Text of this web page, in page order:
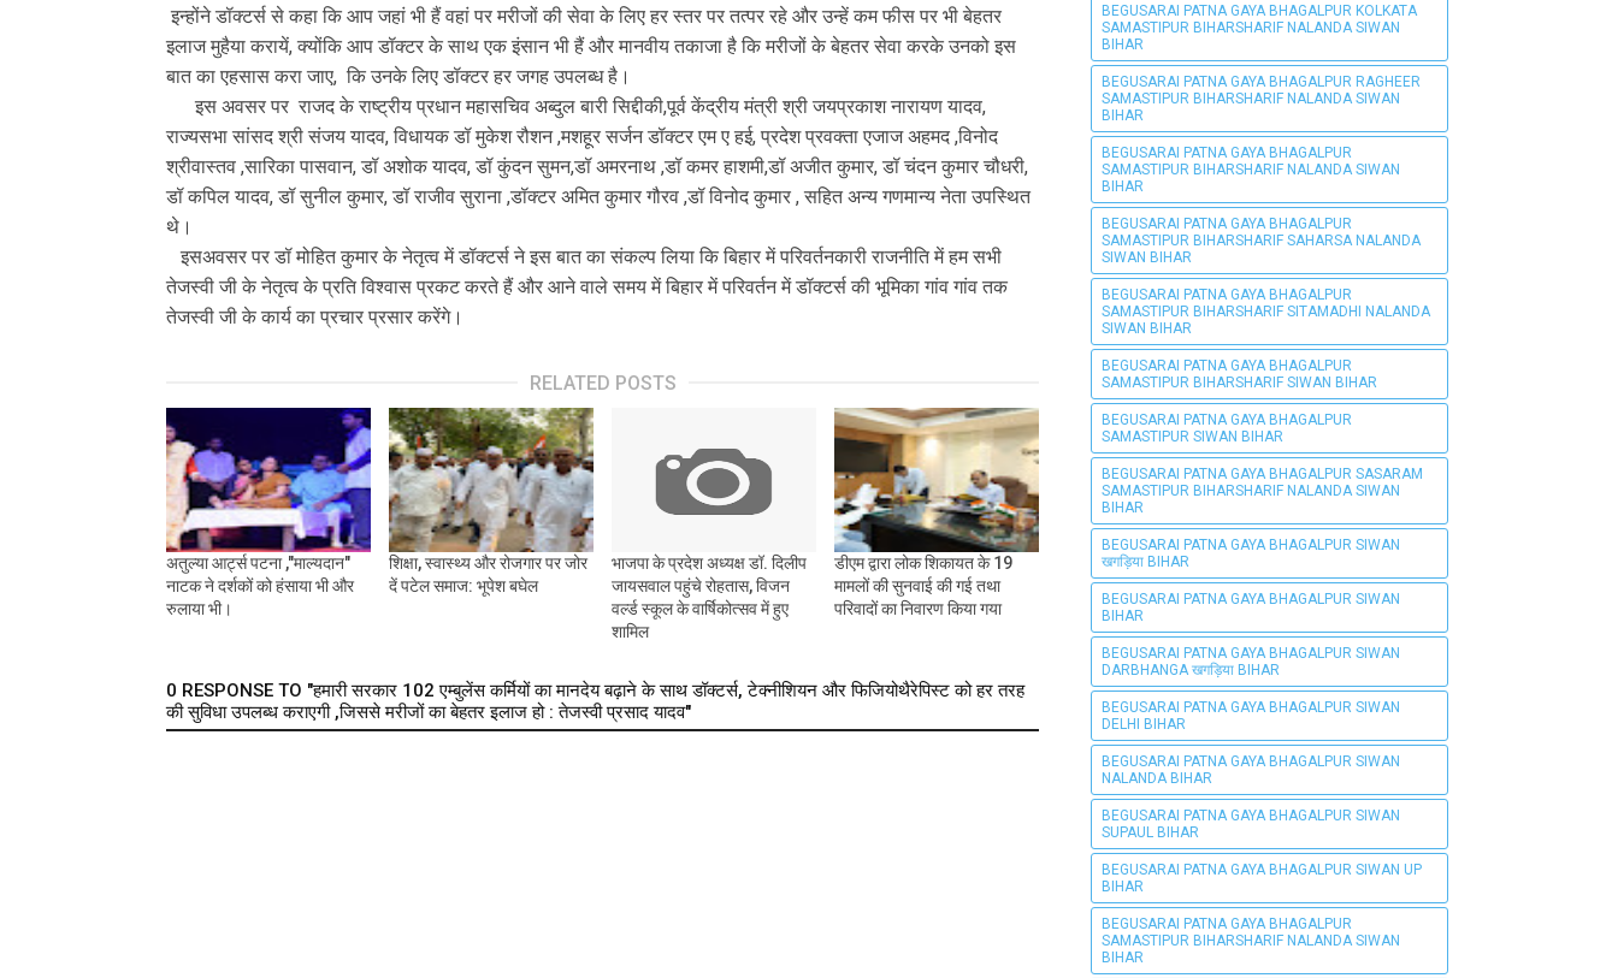
इन्होंने डॉक्टर्स से कहा कि आप जहां भी हैं वहां पर मरीजों की सेवा के लिए हर स्तर पर तत्पर रहे और उन्हें कम फीस पर भी बेहतर
इलाज मुहैया करायें, क्योंकि आप डॉक्टर के साथ एक इंसान भी हैं और मानवीय तकाजा है कि मरीजों के बेहतर सेवा करके उनको इस
बात का एहसास करा जाए, कि उनके लिए डॉक्टर हर जगह उपलब्ध है।
इस अवसर पर राजद के राष्ट्रीय प्रधान महासचिव अब्दुल बारी सिद्दीकी,पूर्व केंद्रीय मंत्री श्री जयप्रकाश नारायण यादव,
राज्यसभा सांसद श्री संजय यादव, विधायक डॉ मुकेश रौशन ,मशहूर सर्जन डॉक्टर एम ए हई, प्रदेश प्रवक्ता एजाज अहमद ,विनोद
श्रीवास्तव ,सारिका पासवान, डॉ अशोक यादव, डॉ कुंदन सुमन,डॉ अमरनाथ ,डॉ कमर हाशमी,डॉ अजीत कुमार, डॉ चंदन कुमार चौधरी,
डॉ कपिल यादव, डॉ सुनील कुमार, डॉ राजीव सुराना ,डॉक्टर अमित कुमार गौरव ,डॉ विनोद कुमार , सहित अन्य गणमान्य नेता उपस्थित
थे।
इसअवसर पर डॉ मोहित कुमार के नेतृत्व में डॉक्टर्स ने इस बात का संकल्प लिया कि बिहार में परिवर्तनकारी राजनीति में हम सभी
तेजस्वी जी के नेतृत्व के प्रति विश्वास प्रकट करते हैं और आने वाले समय में बिहार में परिवर्तन में डॉक्टर्स की भूमिका गांव गांव तक
तेजस्वी जी के कार्य का प्रचार प्रसार करेंगे।
RELATED POSTS
अतुल्या आर्ट्स पटना ,"माल्यदान"
नाटक ने दर्शकों को हंसाया भी और
रुलाया भी।
शिक्षा, स्वास्थ्य और रोजगार पर जोर
दें पटेल समाज: भूपेश बघेल
भाजपा के प्रदेश अध्यक्ष डॉ. दिलीप
जायसवाल पहुंचे रोहतास, विजन
वर्ल्ड स्कूल के वार्षिकोत्सव में हुए
शामिल
डीएम द्वारा लोक शिकायत के 19
मामलों की सुनवाई की गई तथा
परिवादों का निवारण किया गया
0 RESPONSE TO "हमारी सरकार 102 एम्बुलेंस कर्मियों का मानदेय बढ़ाने के साथ डॉक्टर्स, टेक्नीशियन और फिजियोथैरेपिस्ट को हर तरह
की सुविधा उपलब्ध कराएगी ,जिससे मरीजों का बेहतर इलाज हो : तेजस्वी प्रसाद यादव"
BEGUSARAI PATNA GAYA BHAGALPUR KOLKATA
SAMASTIPUR BIHARSHARIF NALANDA SIWAN
BIHAR
BEGUSARAI PATNA GAYA BHAGALPUR RAGHEER
SAMASTIPUR BIHARSHARIF NALANDA SIWAN
BIHAR
BEGUSARAI PATNA GAYA BHAGALPUR
SAMASTIPUR BIHARSHARIF NALANDA SIWAN
BIHAR
BEGUSARAI PATNA GAYA BHAGALPUR
SAMASTIPUR BIHARSHARIF SAHARSA NALANDA
SIWAN BIHAR
BEGUSARAI PATNA GAYA BHAGALPUR
SAMASTIPUR BIHARSHARIF SITAMADHI NALANDA
SIWAN BIHAR
BEGUSARAI PATNA GAYA BHAGALPUR
SAMASTIPUR BIHARSHARIF SIWAN BIHAR
BEGUSARAI PATNA GAYA BHAGALPUR
SAMASTIPUR SIWAN BIHAR
BEGUSARAI PATNA GAYA BHAGALPUR SASARAM
SAMASTIPUR BIHARSHARIF NALANDA SIWAN
BIHAR
BEGUSARAI PATNA GAYA BHAGALPUR SIWAN
खगड़िया BIHAR
BEGUSARAI PATNA GAYA BHAGALPUR SIWAN
BIHAR
BEGUSARAI PATNA GAYA BHAGALPUR SIWAN
DARBHANGA खगड़िया BIHAR
BEGUSARAI PATNA GAYA BHAGALPUR SIWAN
DELHI BIHAR
BEGUSARAI PATNA GAYA BHAGALPUR SIWAN
NALANDA BIHAR
BEGUSARAI PATNA GAYA BHAGALPUR SIWAN
SUPAUL BIHAR
BEGUSARAI PATNA GAYA BHAGALPUR SIWAN UP
BIHAR
BEGUSARAI PATNA GAYA BHAGALPUR
SAMASTIPUR BIHARSHARIF NALANDA SIWAN
BIHAR